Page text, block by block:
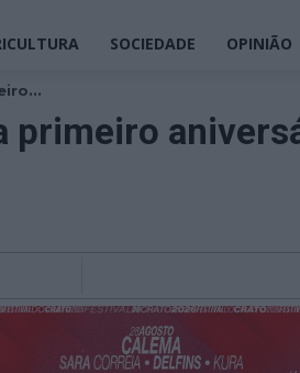
SOCIEDADE OPINIÃO
primeiro